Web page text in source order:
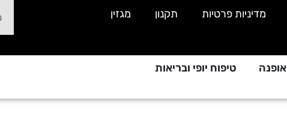
מדיניות פרטיות תקנון מגזין
אופנה טיפוח יופי ובריאות